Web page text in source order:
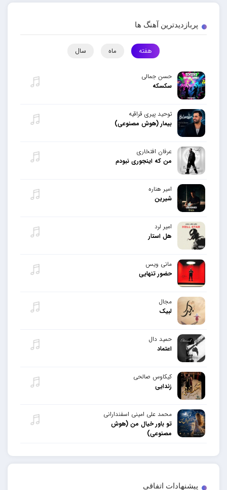
پیشنهادات اتفاقی
پربازدیدترین آهنگ ها
هفته ماه سال
حسن جمالی
سکسکه
توحید پیری قراقیه
بیمار (هوش مصنوعی)
عرفان افتخاری
من که اینجوری نبودم
امیر هناره
شیرین
امیر لرد
هل استار
مانی ویس
حضور تنهایی
مجال
لبیک
حمید دال
اعتماد
کیکاوس صالحی
زندایی
محمد علی امینی اسفندارانی
تو باور خیال من (هوش
مصنوعی)